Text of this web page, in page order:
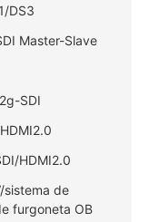
DS3
Master-Slave
SDI
HDMI2.0
sistema de
furgoneta OB